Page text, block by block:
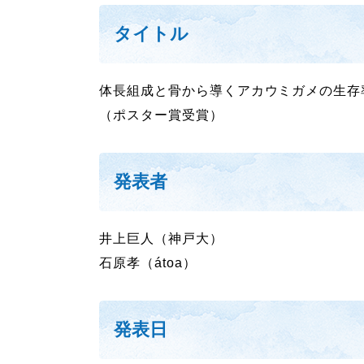
タイトル
体長組成と骨から導くアカウミガメの生存
（ポスター賞受賞）
発表者
井上巨人（神戸大）
石原孝（átoa）
発表日